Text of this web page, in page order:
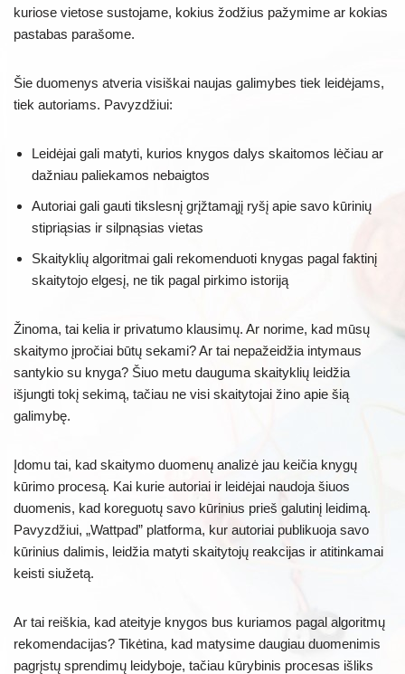
kuriose vietose sustojame, kokius žodžius pažymime ar kokias
pastabas parašome.
Šie duomenys atveria visiškai naujas galimybes tiek leidėjams,
tiek autoriams. Pavyzdžiui:
Leidėjai gali matyti, kurios knygos dalys skaitomos lėčiau ar
dažniau paliekamos nebaigtos
Autoriai gali gauti tikslesnį grįžtamąjį ryšį apie savo kūrinių
stipriąsias ir silpnąsias vietas
Skaityklių algoritmai gali rekomenduoti knygas pagal faktinį
skaitytojo elgesį, ne tik pagal pirkimo istoriją
Žinoma, tai kelia ir privatumo klausimų. Ar norime, kad mūsų
skaitymo įpročiai būtų sekami? Ar tai nepažeidžia intymaus
santykio su knyga? Šiuo metu dauguma skaityklių leidžia
išjungti tokį sekimą, tačiau ne visi skaitytojai žino apie šią
galimybę.
Įdomu tai, kad skaitymo duomenų analizė jau keičia knygų
kūrimo procesą. Kai kurie autoriai ir leidėjai naudoja šiuos
duomenis, kad koreguotų savo kūrinius prieš galutinį leidimą.
Pavyzdžiui, „Wattpad” platforma, kur autoriai publikuoja savo
kūrinius dalimis, leidžia matyti skaitytojų reakcijas ir atitinkamai
keisti siužetą.
Ar tai reiškia, kad ateityje knygos bus kuriamos pagal algoritmų
rekomendacijas? Tikėtina, kad matysime daugiau duomenimis
pagrįstų sprendimų leidyboje, tačiau kūrybinis procesas išliks